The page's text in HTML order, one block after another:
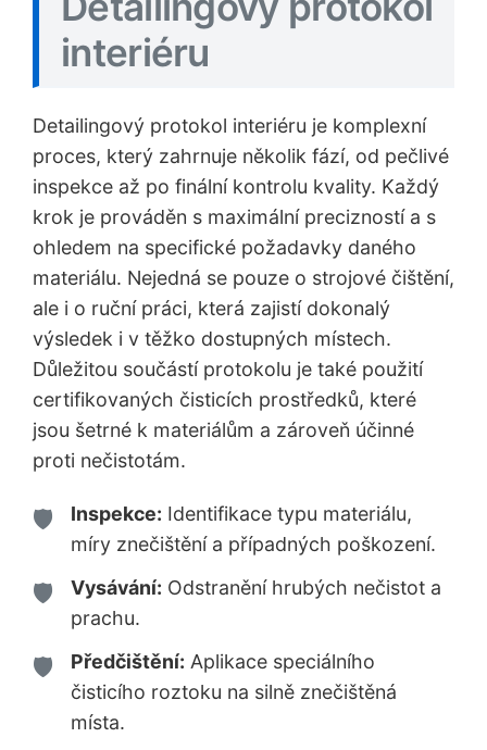
interiéru
Detailingový protokol interiéru je komplexní
proces, který zahrnuje několik fází, od pečlivé
inspekce až po finální kontrolu kvality. Každý
krok je prováděn s maximální precizností a s
ohledem na specifické požadavky daného
materiálu. Nejedná se pouze o strojové čištění,
ale i o ruční práci, která zajistí dokonalý
výsledek i v těžko dostupných místech.
Důležitou součástí protokolu je také použití
certifikovaných čisticích prostředků, které
jsou šetrné k materiálům a zároveň účinné
proti nečistotám.
Inspekce: Identifikace typu materiálu,
míry znečištění a případných poškození.
Vysávání: Odstranění hrubých nečistot a
prachu.
Předčištění: Aplikace speciálního
čisticího roztoku na silně znečištěná
místa.